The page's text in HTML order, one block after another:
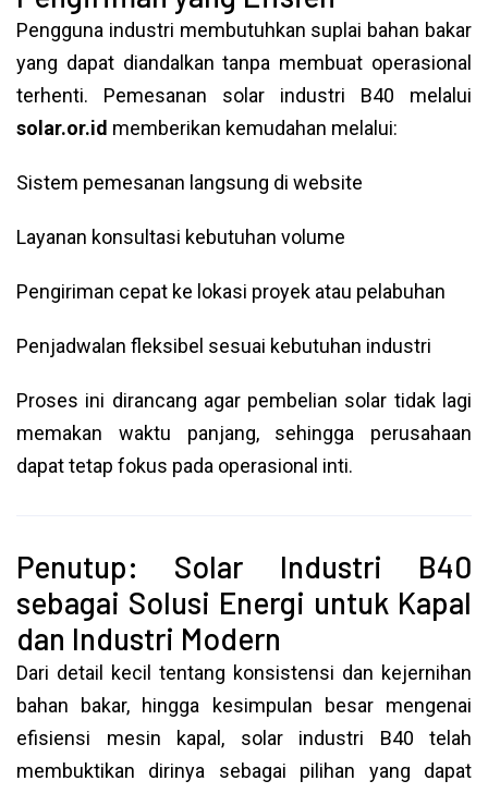
Pengguna industri membutuhkan suplai bahan bakar
yang dapat diandalkan tanpa membuat operasional
terhenti. Pemesanan solar industri B40 melalui
solar.or.id memberikan kemudahan melalui:
Sistem pemesanan langsung di website
Layanan konsultasi kebutuhan volume
Pengiriman cepat ke lokasi proyek atau pelabuhan
Penjadwalan fleksibel sesuai kebutuhan industri
Proses ini dirancang agar pembelian solar tidak lagi
memakan waktu panjang, sehingga perusahaan
dapat tetap fokus pada operasional inti.
Penutup: Solar Industri B40
sebagai Solusi Energi untuk Kapal
dan Industri Modern
Dari detail kecil tentang konsistensi dan kejernihan
bahan bakar, hingga kesimpulan besar mengenai
efisiensi mesin kapal, solar industri B40 telah
membuktikan dirinya sebagai pilihan yang dapat